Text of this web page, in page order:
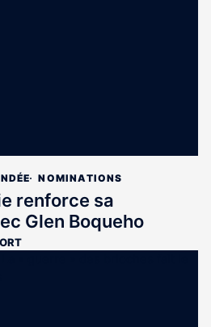
NOMINATIONS
renforce sa
Glen Boqueho